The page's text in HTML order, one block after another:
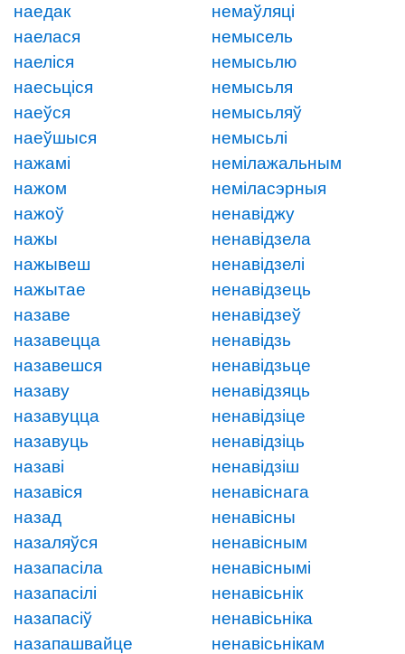
наедак
наелася
наеліся
наесьціся
наеўся
наеўшыся
нажамі
нажом
нажоў
нажы
нажывеш
нажытае
назаве
назавецца
назавешся
назаву
назавуцца
назавуць
назаві
назавіся
назад
назаляўся
назапасіла
назапасілі
назапасіў
назапашвайце
немаўляці
немысель
немысьлю
немысьля
немысьляў
немысьлі
немілажальным
неміласэрныя
ненавіджу
ненавідзела
ненавідзелі
ненавідзець
ненавідзеў
ненавідзь
ненавідзьце
ненавідзяць
ненавідзіце
ненавідзіць
ненавідзіш
ненавіснага
ненавісны
ненавісным
ненавіснымі
ненавісьнік
ненавісьніка
ненавісьнікам